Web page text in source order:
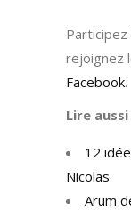
Participez
rejoignez
Facebook.
Lire aussi
12
Nicolas
Arum